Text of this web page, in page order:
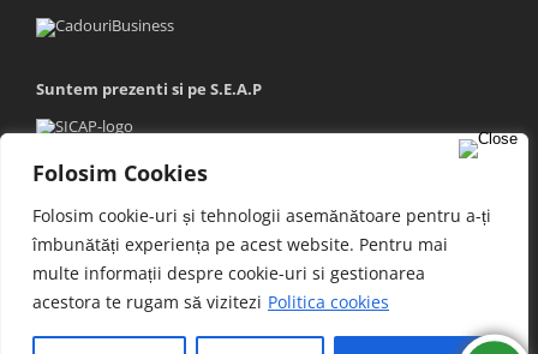
Folosim Cookies
Folosim cookie-uri și tehnologii asemănătoare pentru a-ți
îmbunătăți experiența pe acest website. Pentru mai
multe informații despre cookie-uri si gestionarea
acestora te rugam să vizitezi Politica cookies
Suntem prezenti si pe S.E.A.P
sitemap